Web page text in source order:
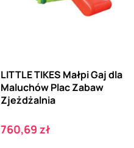
LITTLE TIKES Małpi Gaj dla
Maluchów Plac Zabaw
Zjeżdżalnia
Cena
760,69 zł